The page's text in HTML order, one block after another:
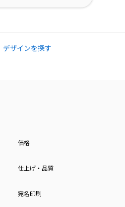
デザインを探す
価格
仕上げ・品質
宛名印刷